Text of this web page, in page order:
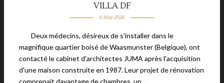
VILLA DF
6 Mar 2026
Deux médecins, désireux de s'installer dans le
magnifique quartier boisé de Waasmunster (Belgique), ont
contacté le cabinet d'architectes JUMA après l'acquisition
d'une maison construite en 1987. Leur projet de rénovation
comprenait davantage de chambres, un …